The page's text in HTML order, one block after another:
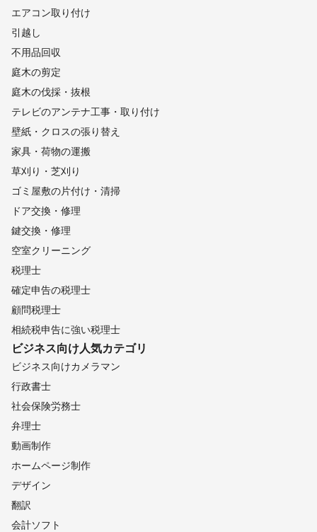
エアコン取り付け
引越し
不用品回収
庭木の剪定
庭木の伐採・抜根
テレビのアンテナ工事・取り付け
壁紙・クロスの張り替え
家具・荷物の運搬
草刈り・芝刈り
ゴミ屋敷の片付け・清掃
ドア交換・修理
鍵交換・修理
空室クリーニング
税理士
確定申告の税理士
顧問税理士
相続税申告に強い税理士
ビジネス向け人気カテゴリ
ビジネス向けカメラマン
行政書士
社会保険労務士
弁理士
動画制作
ホームページ制作
デザイン
翻訳
会計ソフト